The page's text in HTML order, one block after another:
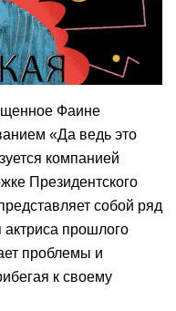
Фаине
«Да ведь это
компанией
Президентского
собой ряд
актриса прошлого
проблемы и
к своему